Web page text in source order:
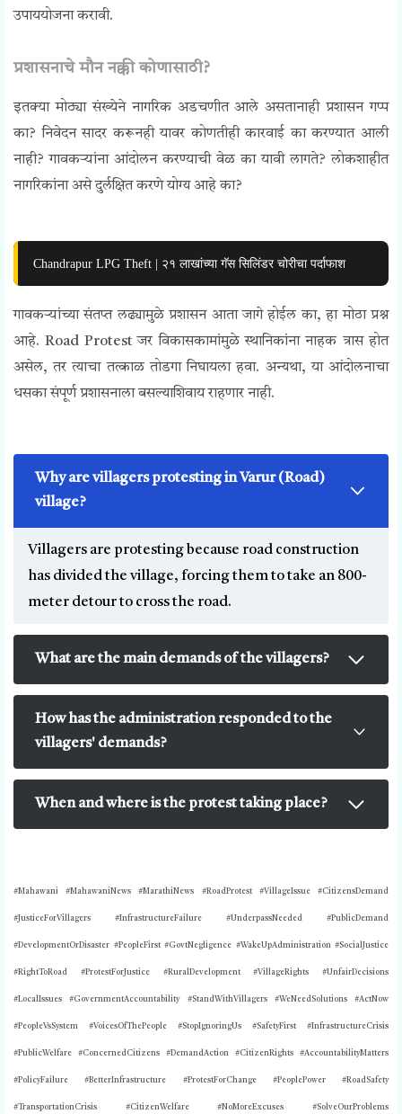
उपाययोजना करावी.
प्रशासनाचे मौन नक्की कोणासाठी?
इतक्या मोठ्या संख्येने नागरिक अडचणीत आले असतानाही प्रशासन गप्प
का? निवेदन सादर करूनही यावर कोणतीही कारवाई का करण्यात आली
नाही? गावकऱ्यांना आंदोलन करण्याची वेळ का यावी लागते? लोकशाहीत
नागरिकांना असे दुर्लक्षित करणे योग्य आहे का?
Chandrapur LPG Theft | २१ लाखांच्या गॅस सिलिंडर चोरीचा पर्दाफाश
गावकऱ्यांच्या संतप्त लढ्यामुळे प्रशासन आता जागे होईल का, हा मोठा प्रश्न
आहे. Road Protest जर विकासकामांमुळे स्थानिकांना नाहक त्रास होत
असेल, तर त्याचा तत्काळ तोडगा निघायला हवा. अन्यथा, या आंदोलनाचा
धसका संपूर्ण प्रशासनाला बसल्याशिवाय राहणार नाही.
Why are villagers protesting in Varur (Road)
village?
Villagers are protesting because road construction
has divided the village, forcing them to take an 800-
meter detour to cross the road.
What are the main demands of the villagers?
How has the administration responded to the
villagers' demands?
When and where is the protest taking place?
#Mahawani #MahawaniNews #MarathiNews #RoadProtest #VillageIssue #CitizensDemand
#JusticeForVillagers #InfrastructureFailure #UnderpassNeeded #PublicDemand
#DevelopmentOrDisaster #PeopleFirst #GovtNegligence #WakeUpAdministration #SocialJustice
#RightToRoad #ProtestForJustice #RuralDevelopment #VillageRights #UnfairDecisions
#LocalIssues #GovernmentAccountability #StandWithVillagers #WeNeedSolutions #ActNow
#PeopleVsSystem #VoicesOfThePeople #StopIgnoringUs #SafetyFirst #InfrastructureCrisis
#PublicWelfare #ConcernedCitizens #DemandAction #CitizenRights #AccountabilityMatters
#PolicyFailure #BetterInfrastructure #ProtestForChange #PeoplePower #RoadSafety
#TransportationCrisis #CitizenWelfare #NoMoreExcuses #SolveOurProblems